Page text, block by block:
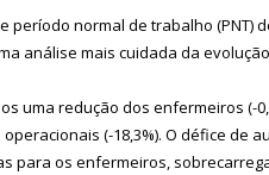
período normal de trabalho (PNT)
análise mais cuidada da
uma redução dos enfermeiros (-
(-18,3%). O défice de
para os enfermeiros,